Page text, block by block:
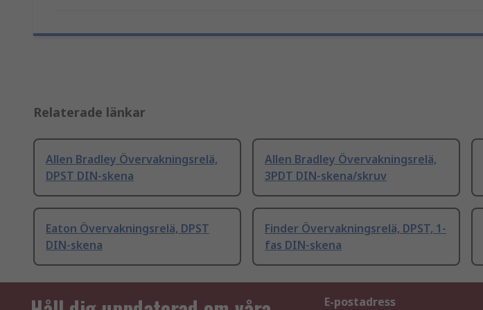
Relaterade länkar
Allen Bradley Övervakningsrelä,
DPST DIN-skena
Allen Bradley Övervakningsrelä,
3PDT DIN-skena/skruv
Eaton Övervakningsrelä, DPST
DIN-skena
Finder Övervakningsrelä, DPST, 1-
fas DIN-skena
E-postadress